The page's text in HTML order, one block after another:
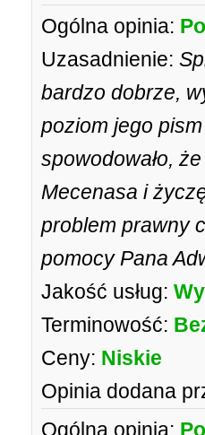
Ogólna opinia:
Uzasadnienie:
bardzo dobrze,
poziom jego
spowodowało,
Mecenasa i
problem prawny
pomocy Pana
Jakość usług:
Terminowość:
Ceny: Niskie
Opinia dodana
Ogólna opinia: